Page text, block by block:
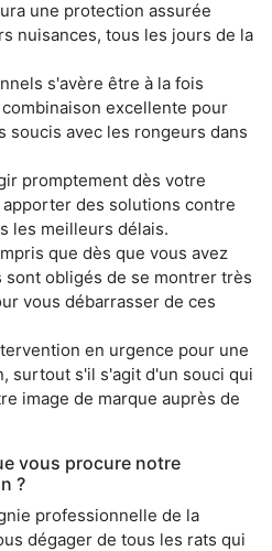
une protection assurée
nuisances, tous les jours de la
s'avère être à la fois
excellente pour
soucis avec les rongeurs dans
promptement dès votre
des solutions contre
les meilleurs délais.
que dès que vous avez
obligés de se montrer très
vous débarrasser de ces
en urgence pour une
surtout s'il s'agit d'un souci qui
image de marque auprès de
vous procure notre
?
professionnelle de la
dégager de tous les rats qui